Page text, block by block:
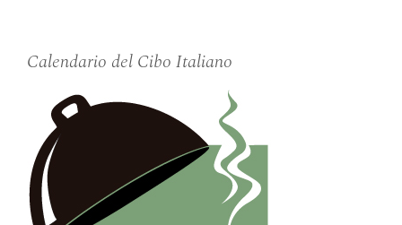
Calendario del Cibo Italiano